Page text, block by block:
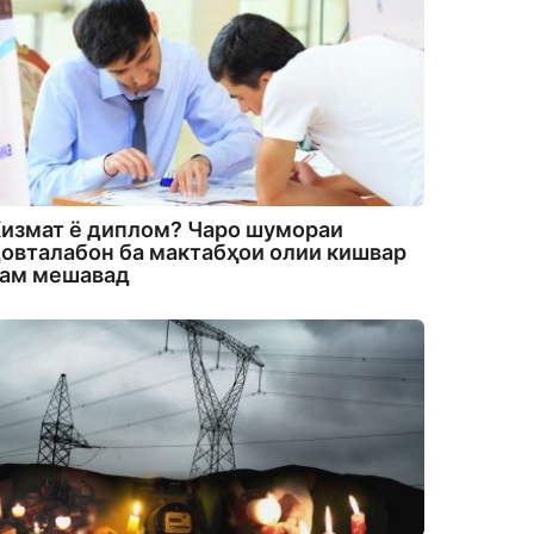
ё диплом? Чаро шумораи
ба мактабҳои олии кишвар
мешавад